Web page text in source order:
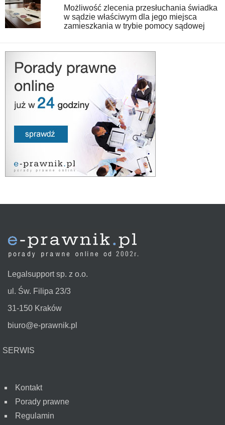
Możliwość zlecenia przesłuchania świadka
w sądzie właściwym dla jego miejsca
zamieszkania w trybie pomocy sądowej
Legalsupport sp. z o.o.
ul. Św. Filipa 23/3
31-150 Kraków
biuro@e-prawnik.pl
SERWIS
Kontakt
Porady prawne
Regulamin